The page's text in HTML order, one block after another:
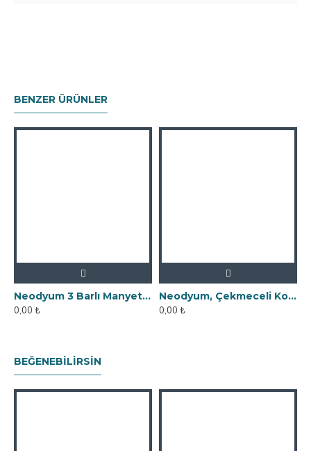
BENZER ÜRÜNLER
Neodyum 3 Barlı Manyetik Elek Mıknatıs Seperatör
0,00 ₺
Neodyum, Çekmeceli Kovan Tipi Elek Mıknatıs
0,00 ₺
BEĞENEBILIRSIN